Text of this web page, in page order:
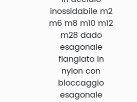
inossidabile m2
m6 m8 m10 m12
m28 dado
esagonale
flangiato in
nylon con
bloccaggio
esagonale